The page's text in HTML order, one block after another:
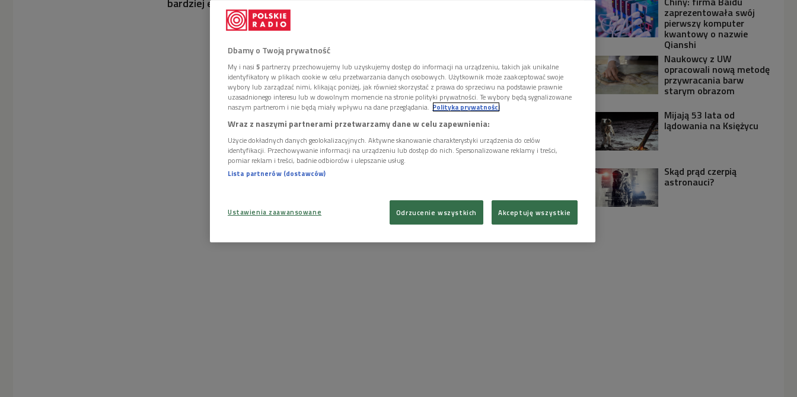
bardziej efektywni, zadowoleni z pracy oraz bardziej zmotywowani.
zaprezentowała swój
pierwszy komputer
kwantowy o nazwie
Qianshi
Naukowcy z UW
opracowali nową metodę
przywracania barw
starym obrazom
Mijają 53 lata od
lądowania na Księżycu
Skąd prąd czerpią
astronauci?
Dbamy o Twoją prywatność
My i nasi 5 partnerzy przechowujemy lub uzyskujemy dostęp do informacji na urządzeniu, takich jak unikalne
identyfikatory w plikach cookie w celu przetwarzania danych osobowych. Użytkownik może zaakceptować swoje
wybory lub zarządzać nimi, klikając poniżej, jak również skorzystać z prawa do sprzeciwu na podstawie prawnie
uzasadnionego interesu lub w dowolnym momencie na stronie polityki prywatności. Te wybory będą sygnalizowane
naszym partnerom i nie będą miały wpływu na dane przeglądania. Polityka prywatności
Wraz z naszymi partnerami przetwarzamy dane w celu zapewnienia:
Użycie dokładnych danych geolokalizacyjnych. Aktywne skanowanie charakterystyki urządzenia do celów
identyfikacji. Przechowywanie informacji na urządzeniu lub dostęp do nich. Spersonalizowane reklamy i treści,
pomiar reklam i treści, badnie odbiorców i ulepszanie usług.
Lista partnerów (dostawców)
Ustawienia zaawansowane Odrzucenie wszystkich Akceptuję wszystkie